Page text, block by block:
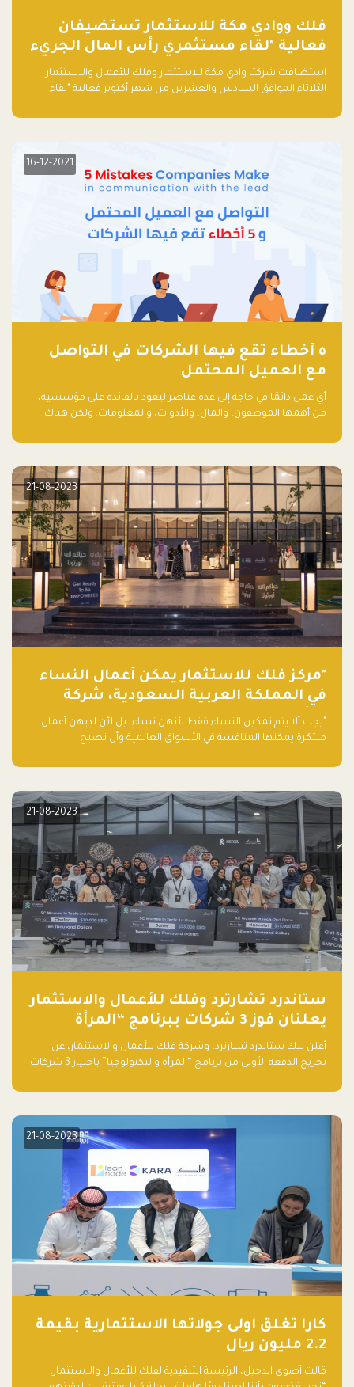
فلك ووادي مكة للاستثمار تستضيفان
فعالية "لقاء مستثمري رأس المال الجريء
في المنطقة"
استضافت شركتا وادي مكة للاستثمار وفلك للأعمال والاستثمار
الثلاثاء الموافق السادس والعشرين من شهر أكتوبر فعالية "لقاء
مشاركاً من أبرز صناديق رأس المال الجريء وممثلي المؤسسات
16-12-2021
٥ أخطاء تقع فيها الشركات في التواصل
مع العميل المحتمل
أي عمل دائمًا في حاجة إلى عدة عناصر ليعود بالفائدة على مؤسسيه،
من أهمها الموظفون، والمال، والأدوات، والمعلومات. ولكن هناك
أساسه ذلك العمل.
21-08-2023
"مركز فلك للاستثمار يمكّن أعمال النساء
في المملكة العربية السعودية، شركة
ناشئة تلو الأخرى."
"يجب ألا يتم تمكين النساء فقط لأنهن نساء، بل لأن لديهن أعمال
مبتكرة يمكنها المنافسة في الأسواق العالمية وأن تصبح
21-08-2023
ستاندرد تشارترد وفلك للأعمال والاستثمار
يعلنان فوز 3 شركات ببرنامج “المرأة
والتكنولوجيا”
أعلن بنك ستاندرد تشارترد، وشركة فلك للأعمال والاستثمار، عن
تخريج الدفعة الأولى من برنامج “المرأة والتكنولوجيا” باختيار 3 شركات
الأعمال، اللواتي خضعن لبرنامج حاضنة مدته 8 أسابيع، أفكاراً مبتكرة
21-08-2023
كارا تغلق أولى جولاتها الاستثمارية بقيمة
2.2 مليون ريال
قالت أضوى الدخيل، الرئيسة التنفيذية لفلك للأعمال والاستثمار: